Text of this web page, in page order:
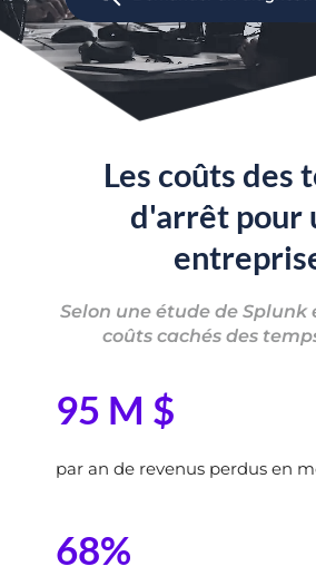
Les coûts des
d'arrêt pour
Selon une étude de Splunk
coûts cachés des
95 M $
par an de revenus perdus en
68%